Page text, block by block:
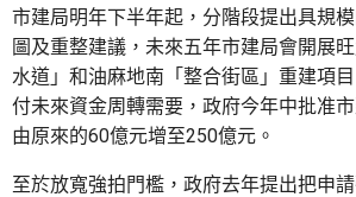
市建局明年下半年起，分階段提出具規
圖及重整建議，未來五年市建局會開展
水道」和油麻地南「整合街區」重建項
付未來資金周轉需要，政府今年中批准
由原來的60億元增至250億元。
至於放寬強拍門檻，政府去年提出把申